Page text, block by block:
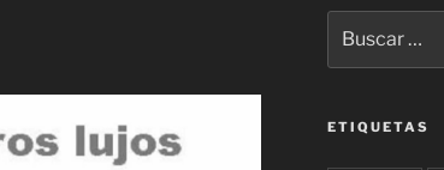
por:
ETIQUETAS